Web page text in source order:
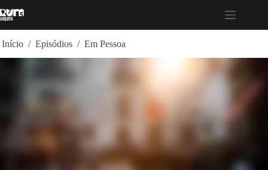
para
Início / Episódios / Em Pessoa